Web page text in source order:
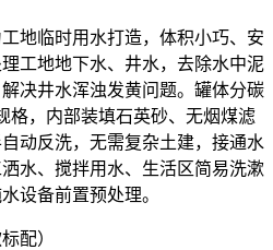
地临时用水打造，体积小巧、安
工地地下水、井水，去除水中泥
决井水浑浊发黄问题。罐体分碳
格，内部装填石英砂、无烟煤滤
动反洗，无需复杂土建，接通水
水、搅拌用水、生活区简易洗漱
设备前置预处理。
配）